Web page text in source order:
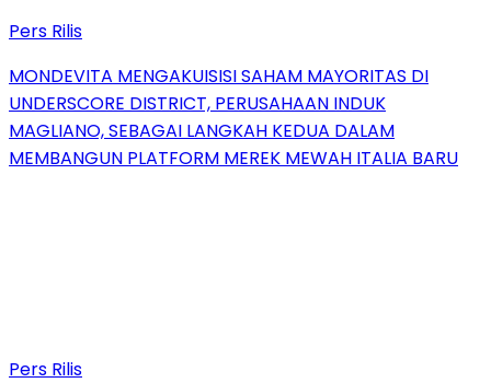
Pers Rilis
MONDEVITA MENGAKUISISI SAHAM MAYORITAS DI
UNDERSCORE DISTRICT, PERUSAHAAN INDUK
MAGLIANO, SEBAGAI LANGKAH KEDUA DALAM
MEMBANGUN PLATFORM MEREK MEWAH ITALIA BARU
Pers Rilis